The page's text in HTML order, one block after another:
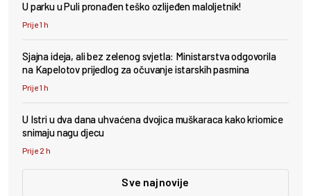
U parku u Puli pronađen teško ozlijeđen maloljetnik!
Prije 1 h
Sjajna ideja, ali bez zelenog svjetla: Ministarstva odgovorila
na Kapelotov prijedlog za očuvanje istarskih pasmina
Prije 1 h
U Istri u dva dana uhvaćena dvojica muškaraca kako kriomice
snimaju nagu djecu
Prije 2 h
Sve najnovije